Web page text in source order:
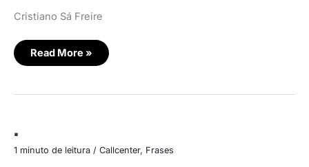
Cristiano Sá Freire
torna
a
mais
competitiva
e
garante
Read More »
.
1 minuto de leitura / Callcenter, Frases